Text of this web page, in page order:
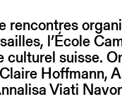
rencontres
l’École
suisse.
Hoffmann,
Viati